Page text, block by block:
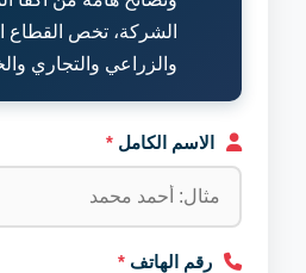
الشركة، تخص القطاع
والزراعي والتجاري
الاسم الكامل *
رقم الهاتف *